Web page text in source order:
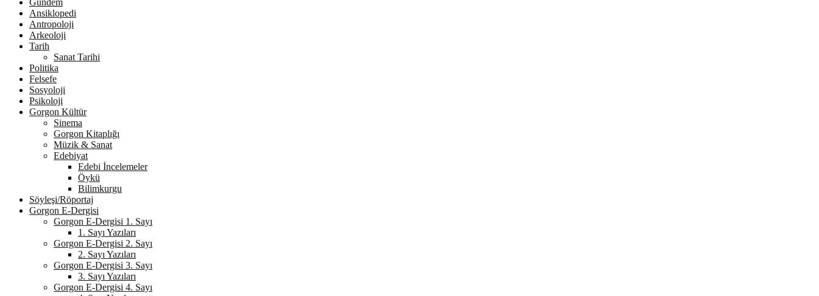
Gündem
Ansiklopedi
Antropoloji
Arkeoloji
Tarih
Sanat Tarihi
Politika
Felsefe
Sosyoloji
Psikoloji
Gorgon Kültür
Sinema
Gorgon Kitaplığı
Müzik & Sanat
Edebiyat
Edebi İncelemeler
Öykü
Bilimkurgu
Söyleşi/Röportaj
Gorgon E-Dergisi
Gorgon E-Dergisi 1. Sayı
1. Sayı Yazıları
Gorgon E-Dergisi 2. Sayı
2. Sayı Yazıları
Gorgon E-Dergisi 3. Sayı
3. Sayı Yazıları
Gorgon E-Dergisi 4. Sayı